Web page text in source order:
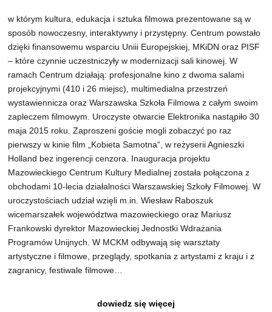
w którym kultura, edukacja i sztuka filmowa prezentowane są w
sposób nowoczesny, interaktywny i przystępny. Centrum powstało
dzięki finansowemu wsparciu Uniii Europejskiej, MKiDN oraz PISF
– które czynnie uczestniczyły w modernizacji sali kinowej. W
ramach Centrum działają: profesjonalne kino z dwoma salami
projekcyjnymi (410 i 26 miejsc), multimedialna przestrzeń
wystawiennicza oraz Warszawska Szkoła Filmowa z całym swoim
zapleczem filmowym. Uroczyste otwarcie Elektronika nastąpiło 30
maja 2015 roku. Zaproszeni goście mogli zobaczyć po raz
pierwszy w kinie film „Kobieta Samotna“, w reżyserii Agnieszki
Holland bez ingerencji cenzora. Inauguracja projektu
Mazowieckiego Centrum Kultury Medialnej została połączona z
obchodami 10-lecia działalności Warszawskiej Szkoły Filmowej. W
uroczystościach udział wzięli m.in. Wiesław Raboszuk
wicemarszałek województwa mazowieckiego oraz Mariusz
Frankowski dyrektor Mazowieckiej Jednostki Wdrażania
Programów Unijnych. W MCKM odbywają się warsztaty
artystyczne i filmowe, przeglądy, spotkania z artystami z kraju i z
zagranicy, festiwale filmowe…
dowiedz się więcej